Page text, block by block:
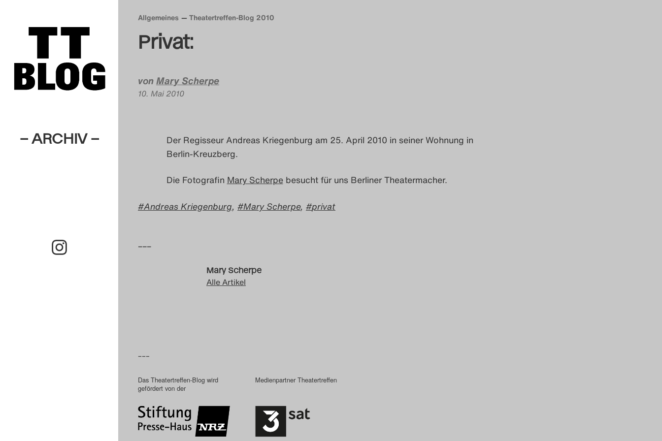
– ARCHIV –
Allgemeines Theatertreffen-Blog 2010
Privat:
vonMary Scherpe
10. Mai 2010
Der Regisseur Andreas Kriegenburg am 25. April 2010 in seiner Wohnung in
Berlin-Kreuzberg.
Die Fotografin Mary Scherpebesucht für uns Berliner Theatermacher.
Andreas Kriegenburg, Mary Scherpe, privat
–––
Mary Scherpe
Alle Artikel
–––
Das Theatertreffen-Blog wird
gefördert von der
Medienpartner Theatertreffen